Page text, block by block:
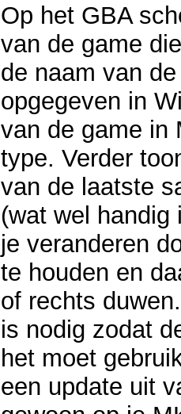
Op het GBA
van de game
de naam van
opgegeven in
van de game in
type. Verder
van de laatste
(wat wel
je veranderen
te houden en
of rechts
is nodig zodat
het moet
een update uit